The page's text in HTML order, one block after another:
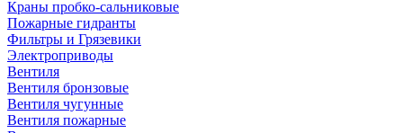
Краны пробко-сальниковые
Пожарные гидранты
Фильтры и Грязевики
Электроприводы
Вентиля
Вентиля бронзовые
Вентиля чугунные
Вентиля пожарные